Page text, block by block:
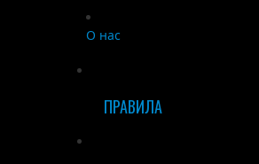
О нас
ПРАВИЛА